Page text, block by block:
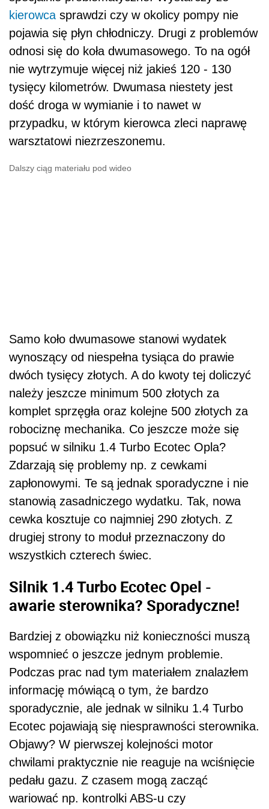
kierowca sprawdzi czy w okolicy pompy nie
pojawia się płyn chłodniczy. Drugi z problemów
odnosi się do koła dwumasowego. To na ogół
nie wytrzymuje więcej niż jakieś 120 - 130
tysięcy kilometrów. Dwumasa niestety jest
dość droga w wymianie i to nawet w
przypadku, w którym kierowca zleci naprawę
warsztatowi niezrzeszonemu.
Dalszy ciąg materiału pod wideo
Samo koło dwumasowe stanowi wydatek
wynoszący od niespełna tysiąca do prawie
dwóch tysięcy złotych. A do kwoty tej doliczyć
należy jeszcze minimum 500 złotych za
komplet sprzęgła oraz kolejne 500 złotych za
robociznę mechanika. Co jeszcze może się
popsuć w silniku 1.4 Turbo Ecotec Opla?
Zdarzają się problemy np. z cewkami
zapłonowymi. Te są jednak sporadyczne i nie
stanowią zasadniczego wydatku. Tak, nowa
cewka kosztuje co najmniej 290 złotych. Z
drugiej strony to moduł przeznaczony do
wszystkich czterech świec.
Silnik 1.4 Turbo Ecotec Opel -
awarie sterownika? Sporadyczne!
Bardziej z obowiązku niż konieczności muszą
wspomnieć o jeszcze jednym problemie.
Podczas prac nad tym materiałem znalazłem
informację mówiącą o tym, że bardzo
sporadycznie, ale jednak w silniku 1.4 Turbo
Ecotec pojawiają się niesprawności sterownika.
Objawy? W pierwszej kolejności motor
chwilami praktycznie nie reaguje na wciśnięcie
pedału gazu. Z czasem mogą zacząć
wariować np. kontrolki ABS-u czy